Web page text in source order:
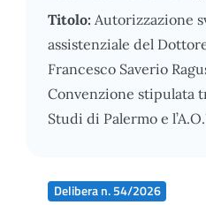
Titolo: Autorizzazione
assistenziale del
Francesco Saverio
Convenzione stipulata
Studi di Palermo e
Delibera n. 54/2026